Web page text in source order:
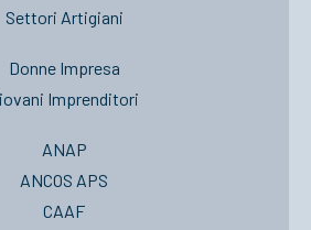
Settori Artigiani
Donne Impresa
Imprenditori
ANAP
ANCOS APS
CAAF